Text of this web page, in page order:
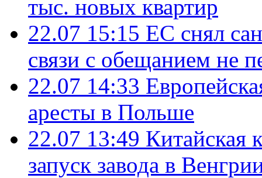
тыс. новых квартир
22.07 15:15 ЕС снял
связи с обещанием не
22.07 14:33
аресты в Польше
22.07 13:49 Китайская
запуск завода в